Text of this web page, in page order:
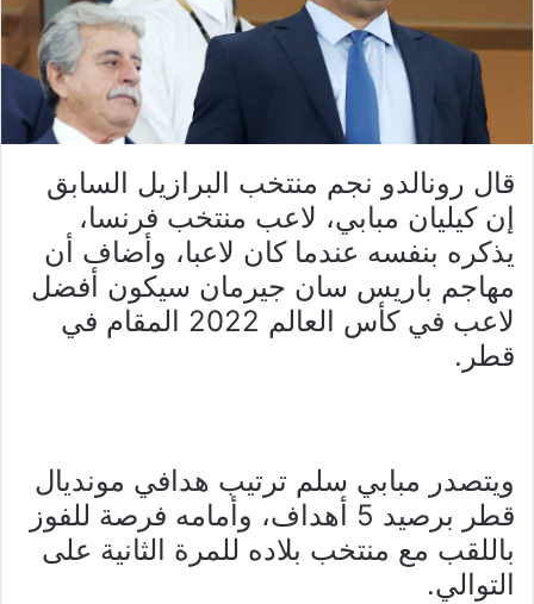
قال رونالدو نجم منتخب البرازيل السابق
إن كيليان مبابي، لاعب منتخب فرنسا،
يذكره بنفسه عندما كان لاعبا، وأضاف أن
مهاجم باريس سان جيرمان سيكون أفضل
لاعب في كأس العالم 2022 المقام في
قطر.
ويتصدر مبابي سلم ترتيب هدافي مونديال
قطر برصيد 5 أهداف، وأمامه فرصة للفوز
باللقب مع منتخب بلاده للمرة الثانية على
التوالي.